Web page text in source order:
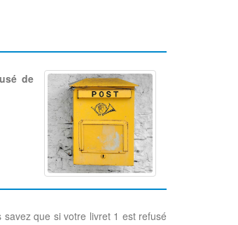
de
que si votre livret 1 est refusé